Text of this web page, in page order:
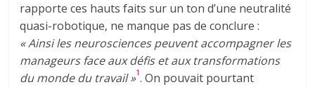
rapporte ces hauts faits sur un ton d’une neutralité
quasi-robotique, ne manque pas de conclure :
« Ainsi les neurosciences peuvent accompagner les
manageurs face aux défis et aux transformations
du monde du travail »1. On pouvait pourtant